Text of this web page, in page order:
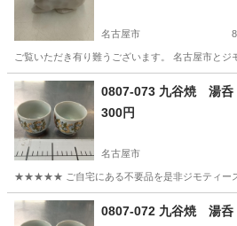
名古屋市
ご覧いただき有り難うございます。 名古屋市と
愛知 名古屋市 年中行事用品 リユース
0807-073 九谷焼 湯
300円
名古屋市
★★★★★ ご自宅にある不要品を是非ジモティース
愛知 名古屋市 九谷焼
0807-072 九谷焼 湯